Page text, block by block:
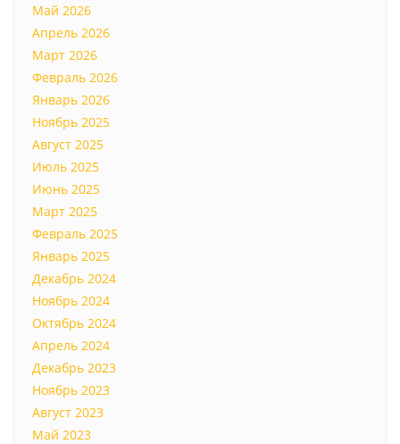
Май 2026
Апрель 2026
Март 2026
Февраль 2026
Январь 2026
Ноябрь 2025
Август 2025
Июль 2025
Июнь 2025
Март 2025
Февраль 2025
Январь 2025
Декабрь 2024
Ноябрь 2024
Октябрь 2024
Апрель 2024
Декабрь 2023
Ноябрь 2023
Август 2023
Май 2023